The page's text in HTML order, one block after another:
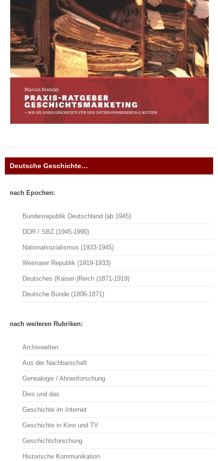
Deutsche Geschichte…
nach Epochen:
Bundesrepublik Deutschland (ab 1945)
DDR / SBZ (1945-1990)
Nationalsozialismus (1933-1945)
Weimarer Republik (1919-1933)
Deutsches (Kaiser-)Reich (1871-1919)
Deutsche Bünde (1806-1871)
nach weiteren Rubriken:
Archivwelten
Aus der Nachbarschaft
Genealogie / Ahnenforschung
Dies und das
Geschichte im Internet
Geschichte in Kino und TV
Geschichtsforschung
Historische Kommunikation